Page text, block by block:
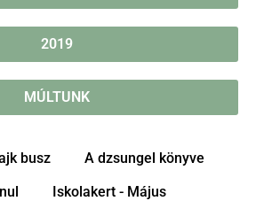
2019
MÚLTUNK
busz
A dzsungel könyve
Iskolakert - Május